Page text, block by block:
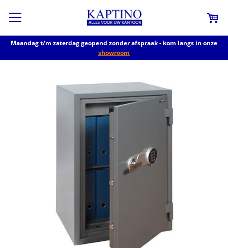
Maandag t/m zaterdag geopend zonder afspraak - kom langs in onze
showroom